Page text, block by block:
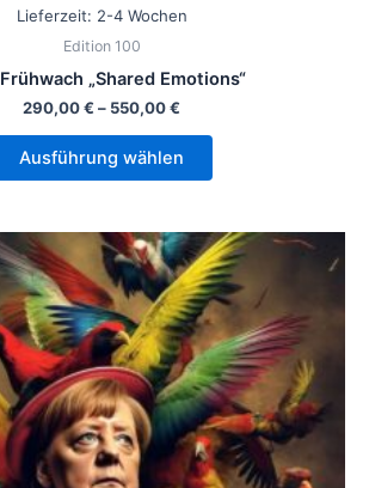
Lieferzeit: 2-4 Wochen
Edition 100
„Shared Emotions“
290,00€ – 550,00€
Ausführung wählen
Dieses
Produkt
weist
mehrere
Varianten
auf.
Die
Optionen
können